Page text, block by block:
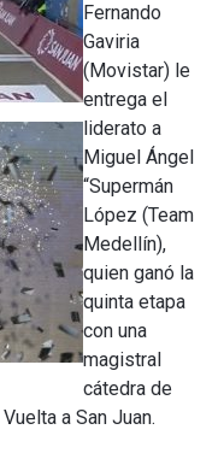
Fernando
Gaviria
(Movistar) le
entrega el
liderato a
Miguel Ángel
“Supermán
López (Team
Medellín),
quien ganó la
quinta etapa
con una
magistral
cátedra de
a San Juan.